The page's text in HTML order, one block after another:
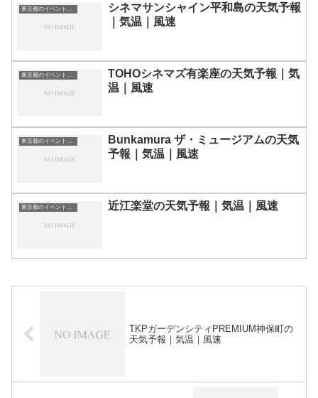
東京都のイベント会場一覧
シネマサンシャイン平和島の天気予報
｜気温｜風速
TOHOシネマズ有楽座の天気予報｜気
温｜風速
Bunkamura ザ・ミュージアムの天気
予報｜気温｜風速
近江楽堂の天気予報｜気温｜風速
TKPガーデンシティPREMIUM神保町の
天気予報｜気温｜風速